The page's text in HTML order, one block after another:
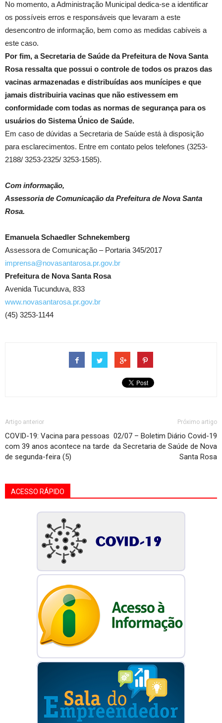
No momento, a Administração Municipal dedica-se a identificar
os possíveis erros e responsáveis que levaram a este
desencontro de informação, bem como as medidas cabíveis a
este caso.
Por fim, a Secretaria de Saúde da Prefeitura de Nova Santa
Rosa ressalta que possui o controle de todos os prazos das
vacinas armazenadas e distribuídas aos munícipes e que
jamais distribuiria vacinas que não estivessem em
conformidade com todas as normas de segurança para os
usuários do Sistema Único de Saúde.
Em caso de dúvidas a Secretaria de Saúde está à disposição
para esclarecimentos. Entre em contato pelos telefones (3253-
2188/ 3253-2325/ 3253-1585).
Com informação,
Assessoria de Comunicação da Prefeitura de Nova Santa
Rosa.
Emanuela Schaedler Schnekemberg
Assessora de Comunicação – Portaria 345/2017
imprensa@novasantarosa.pr.gov.br
Prefeitura de Nova Santa Rosa
Avenida Tucunduva, 833
www.novasantarosa.pr.gov.br
(45) 3253-1144
Artigo anterior
COVID-19: Vacina para pessoas
com 39 anos acontece na tarde
de segunda-feira (5)
Próximo artigo
02/07 – Boletim Diário Covid-19
da Secretaria de Saúde de Nova
Santa Rosa
ACESSO RÁPIDO